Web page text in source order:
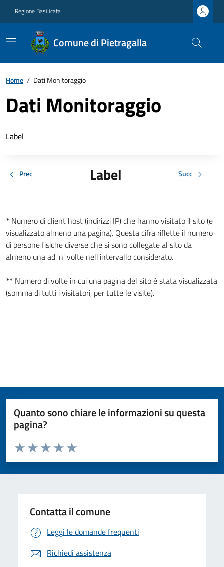
Regione Basilicata
Comune di Pietragalla
Home / Dati Monitoraggio
Dati Monitoraggio
Label
Prec Label Succ
* Numero di client host (indirizzi IP) che hanno visitato il sito (e
visualizzato almeno una pagina). Questa cifra riflette il numero
di persone fisiche diverse che si sono collegate al sito da
almeno una ad 'n' volte nell'intervallo considerato.
** Numero di volte in cui una pagina del sito é stata visualizzata
(somma di tutti i visitatori, per tutte le visite).
Quanto sono chiare le informazioni su questa
pagina?
Valuta da 1 a 5 stelle la pagina
Valuta 5 stelle su 5
Valuta 4 stelle su 5
Valuta 3 stelle su 5
Valuta 2 stelle su 5
Valuta 1 stelle su 5
Contatta il comune
Leggi le domande frequenti
Richiedi assistenza